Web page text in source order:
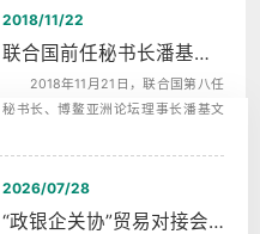
2018/11/22
联合国前任秘书长潘基文西湖和平之夜同声传译翻译
2018年11月21日，联合国第八任
秘书长、博鳌亚洲论坛理事长潘基文
夫...
2026/07/28
“政银企关协”贸易对接会（中东专场）中英文同声传译翻译